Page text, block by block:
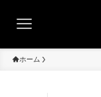
ホーム